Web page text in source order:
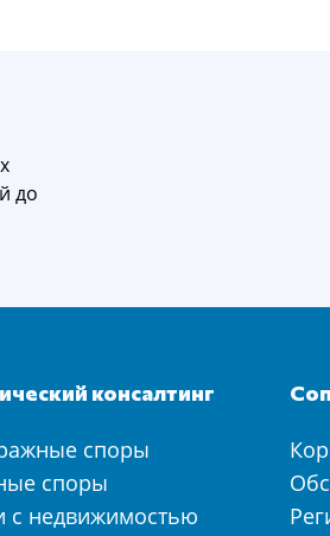
до
консалтинг
споры
споры
с недвижимостью